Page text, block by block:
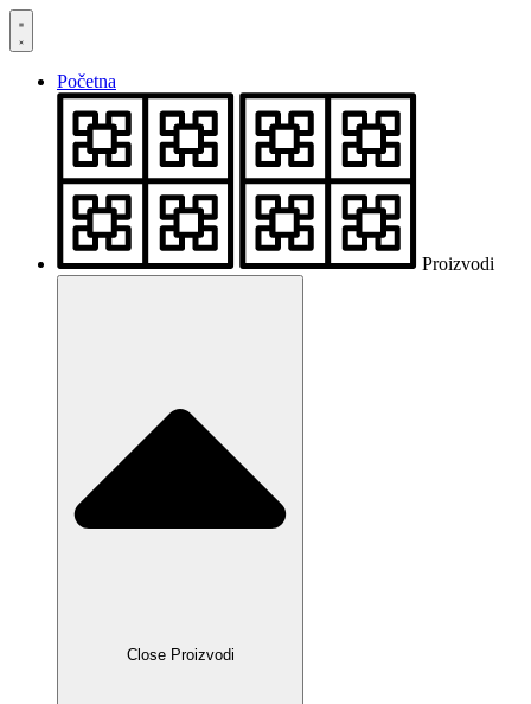
Skočite
na
Početna
Proizvodi
Close Proizvodi